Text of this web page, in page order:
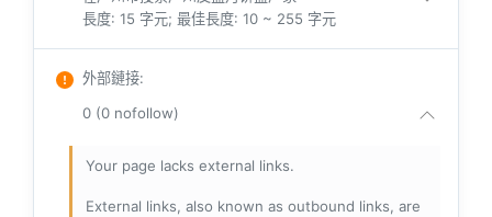
長度: 15 字元; 最佳長度: 10 ~ 255 字元
外部鏈接:
0 (0 nofollow)
Your page lacks external links.
External links, also known as outbound links, are